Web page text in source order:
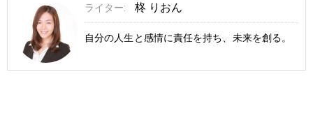
ライター: 柊 りおん
自分の人生と感情に責任を持ち、未来を創る。